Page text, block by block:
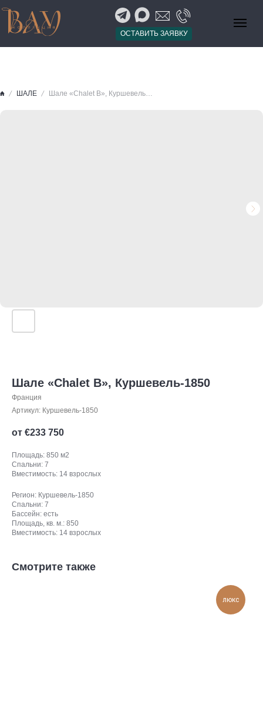
ОСТАВИТЬ ЗАЯВКУ
ШАЛЕ
Шале «Chalet B», Куршевель-1850
Франция
Артикул: Куршевель-1850
от €233 750
Площадь: 850 м2
Спальни: 7
Вместимость: 14 взрослых
Регион: Куршевель-1850
Спальни: 7
Бассейн: есть
Площадь, кв. м.: 850
Вместимость: 14 взрослых
Смотрите также
люкс